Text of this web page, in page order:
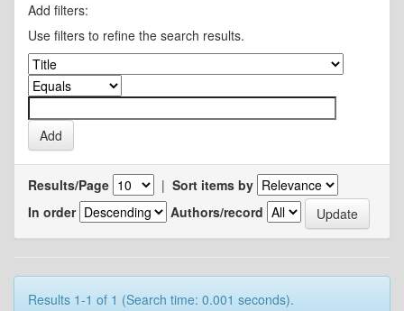
Add filters:
Use filters to refine the search results.
Results/Page | Sort items by
In order
Authors/record
Results 1-1 of 1 (Search time: 0.001 seconds).